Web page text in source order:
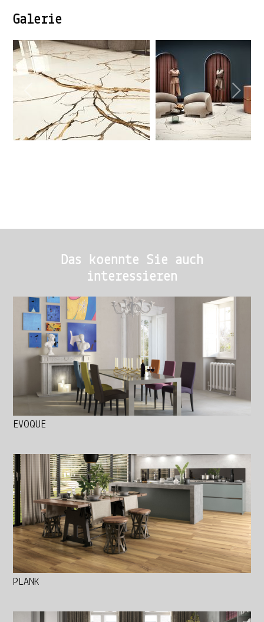
Galerie
Das koennte Sie auch
interessieren
EVOQUE
PLANK